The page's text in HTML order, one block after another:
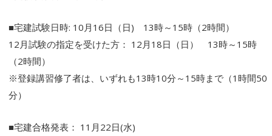
■宅建試験日時: 10月16日（日) 13時～15時（2時間）
12月試験の指定を受けた方： 12月18日（日） 13時～15時
（2時間）
※登録講習修了者は、いずれも13時10分～15時まで（1時間50
分）
■宅建合格発表： 11月22日(水)